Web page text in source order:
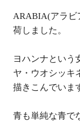
ARABIA(アラビ
荷しました。
ヨハンナという
ヤ・ウオシッキ
描きこんでいま
青も単純な青で